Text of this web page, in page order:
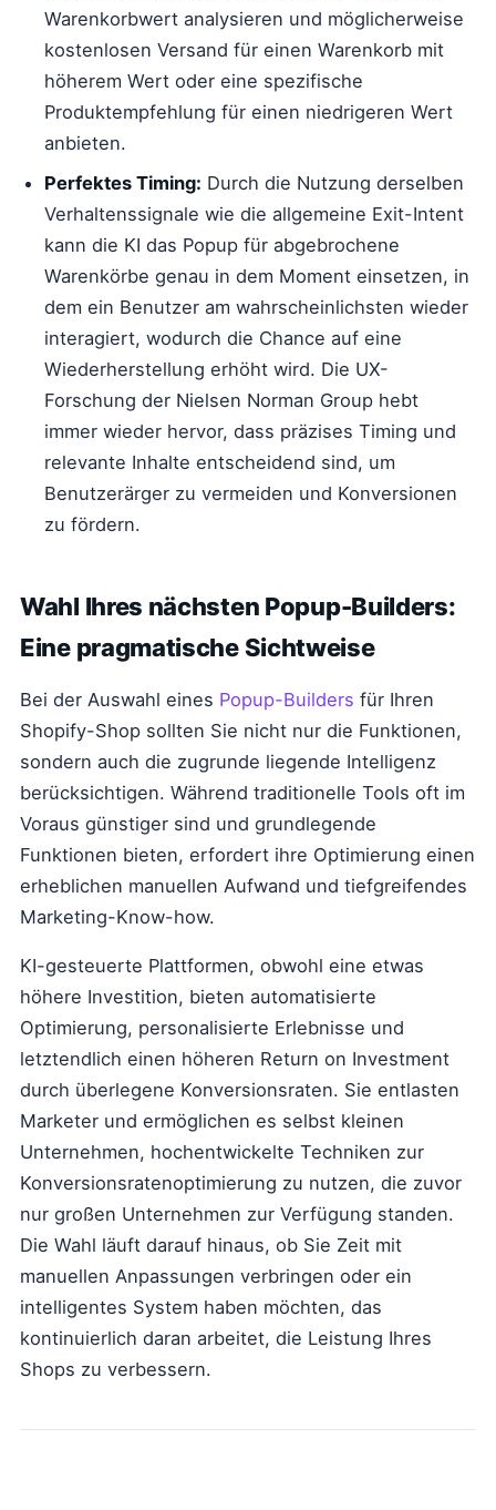
Warenkorbwert analysieren und möglicherweise
kostenlosen Versand für einen Warenkorb mit
höherem Wert oder eine spezifische
Produktempfehlung für einen niedrigeren Wert
anbieten.
Perfektes Timing: Durch die Nutzung derselben
Verhaltenssignale wie die allgemeine Exit-Intent
kann die KI das Popup für abgebrochene
Warenkörbe genau in dem Moment einsetzen, in
dem ein Benutzer am wahrscheinlichsten wieder
interagiert, wodurch die Chance auf eine
Wiederherstellung erhöht wird. Die UX-
Forschung der Nielsen Norman Group hebt
immer wieder hervor, dass präzises Timing und
relevante Inhalte entscheidend sind, um
Benutzerärger zu vermeiden und Konversionen
zu fördern.
Wahl Ihres nächsten Popup-Builders:
Eine pragmatische Sichtweise
Bei der Auswahl eines Popup-Builders für Ihren
Shopify-Shop sollten Sie nicht nur die Funktionen,
sondern auch die zugrunde liegende Intelligenz
berücksichtigen. Während traditionelle Tools oft im
Voraus günstiger sind und grundlegende
Funktionen bieten, erfordert ihre Optimierung einen
erheblichen manuellen Aufwand und tiefgreifendes
Marketing-Know-how.
KI-gesteuerte Plattformen, obwohl eine etwas
höhere Investition, bieten automatisierte
Optimierung, personalisierte Erlebnisse und
letztendlich einen höheren Return on Investment
durch überlegene Konversionsraten. Sie entlasten
Marketer und ermöglichen es selbst kleinen
Unternehmen, hochentwickelte Techniken zur
Konversionsratenoptimierung zu nutzen, die zuvor
nur großen Unternehmen zur Verfügung standen.
Die Wahl läuft darauf hinaus, ob Sie Zeit mit
manuellen Anpassungen verbringen oder ein
intelligentes System haben möchten, das
kontinuierlich daran arbeitet, die Leistung Ihres
Shops zu verbessern.